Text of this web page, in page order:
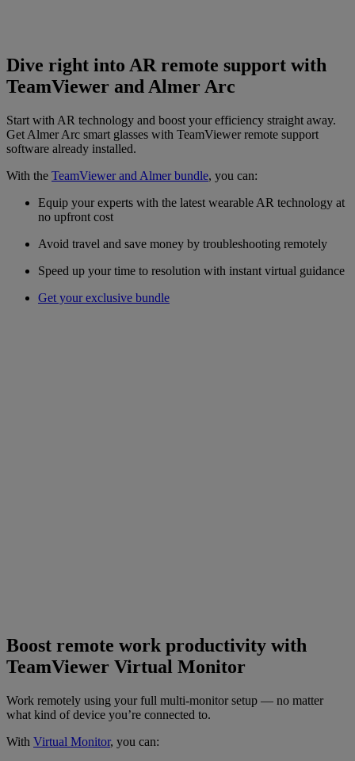
Dive right into AR remote support with
TeamViewer and Almer Arc
Start with AR technology and boost your efficiency straight away.
Get Almer Arc smart glasses with TeamViewer remote support
software already installed.
With the TeamViewer and Almer bundle, you can:
Equip your experts with the latest wearable AR technology at
no upfront cost
Avoid travel and save money by troubleshooting remotely
Speed up your time to resolution with instant virtual guidance
Get your exclusive bundle
Boost remote work productivity with
TeamViewer Virtual Monitor
Work remotely using your full multi-monitor setup — no matter
what kind of device you’re connected to.
With Virtual Monitor, you can: